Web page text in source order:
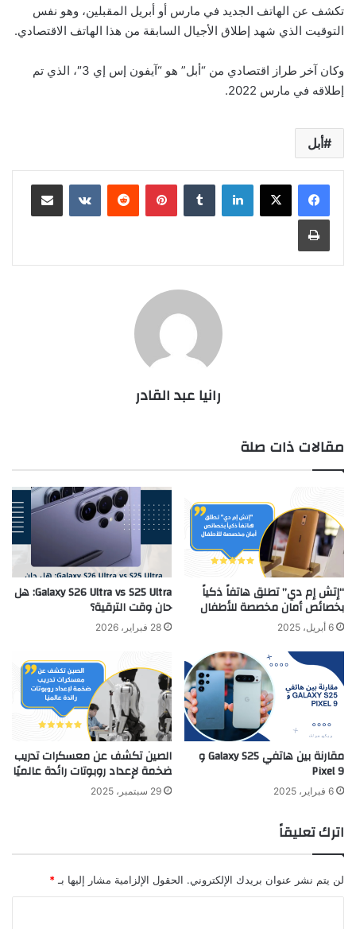
تكشف عن الهاتف الجديد في مارس أو أبريل المقبلين، وهو نفس
التوقيت الذي شهد إطلاق الأجيال السابقة من هذا الهاتف الاقتصادي.
وكان آخر طراز اقتصادي من “أبل” هو “آيفون إس إي 3″، الذي تم
إطلاقه في مارس 2022.
أبل
لينكدإن بينتيريست مشاركة عبر البريد
طباعة
رانيا عبد القادر
مقالات ذات صلة
“إتش إم دي” تطلق هاتفاً ذكياً
بخصائص أمان مخصصة للأطفال
6 أبريل، 2025
Galaxy S26 Ultra vs S25 Ultra: هل
حان وقت الترقية؟
28 فبراير، 2026
مقارنة بين هاتفي Galaxy S25 و
Pixel 9
6 فبراير، 2025
الصين تكشف عن معسكرات تدريب
ضخمة لإعداد روبوتات رائدة عالميًا
29 سبتمبر، 2025
اترك تعليقاً
لن يتم نشر عنوان بريدك الإلكتروني. الحقول الإلزامية مشار إليها بـ *